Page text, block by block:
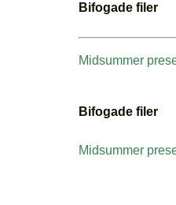
Bifogade filer
Midsummer
Bifogade filer
Midsummer